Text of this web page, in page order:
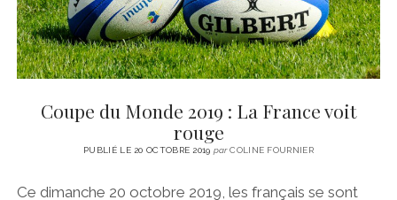
Coupe du Monde 2019 : La France voit
rouge
PUBLIÉ LE 20 OCTOBRE 2019 parCOLINE FOURNIER
Ce dimanche 20 octobre 2019, les français se sont